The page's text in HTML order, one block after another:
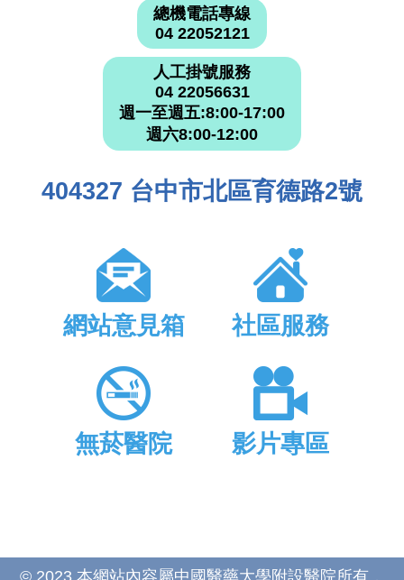
總機電話專線
04 22052121
人工掛號服務
04 22056631
週一至週五:8:00-17:00
週六8:00-12:00
404327 台中市北區育德路2號
網站意見箱 社區服務
無菸醫院 影片專區
© 2023 本網站內容屬中國醫藥大學附設醫院所有，